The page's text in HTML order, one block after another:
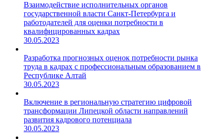
Взаимодействие исполнительных органов
государственной власти Санкт-Петербурга и
работодателей для оценки потребности в
квалифицированных кадрах
30.05.2023
Разработка прогнозных оценок потребности рынка
труда в кадрах с профессиональным образованием в
Республике Алтай
30.05.2023
Включение в региональную стратегию цифровой
трансформации Липецкой области направлений
развития кадрового потенциала
30.05.2023